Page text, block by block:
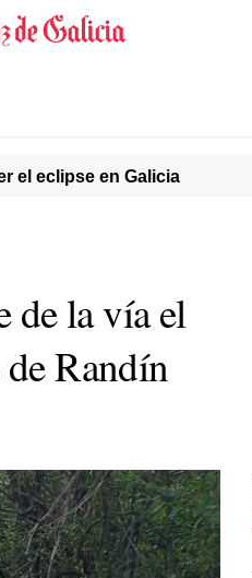
el eclipse en Galicia
de la vía el
Randín